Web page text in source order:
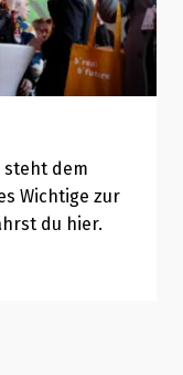
steht dem
Wichtige zur
du hier.